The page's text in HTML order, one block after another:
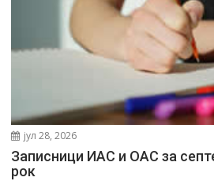
јул 28, 2026
Записници ИАС и ОАС за
рок